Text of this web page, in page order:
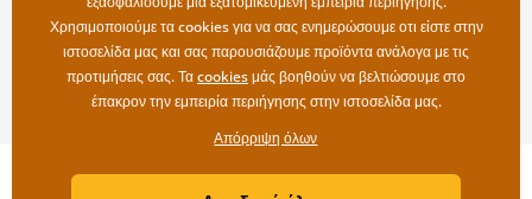
πληρωμής
Επιστροφές
Copyright ©2019 © Dovido.gr.
Χρησιμοποιούμε τα cookies για να σας ενημερώσουμε οτι είστε στην
ιστοσελίδα μας και σας παρουσιάζουμε προϊόντα ανάλογα με τις
προτιμήσεις σας. Ταcookiesμάς βοηθούν να βελτιώσουμε στο
έπακρον την εμπειρία περιήγησης στην ιστοσελίδα μας.
Απόρριψη όλων